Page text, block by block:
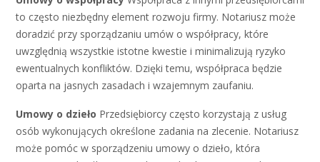
to często niezbędny element rozwoju firmy. Notariusz może
doradzić przy sporządzaniu umów o współpracy, które
uwzględnią wszystkie istotne kwestie i minimalizują ryzyko
ewentualnych konfliktów. Dzięki temu, współpraca będzie
oparta na jasnych zasadach i wzajemnym zaufaniu.
Umowy o dzieło Przedsiębiorcy często korzystają z usług
osób wykonujących określone zadania na zlecenie. Notariusz
może pomóc w sporządzeniu umowy o dzieło, która